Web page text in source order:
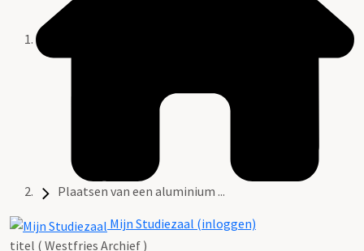
Plaatsen van een aluminium ...
Mijn Studiezaal (inloggen)
titel ( Westfries Archief )